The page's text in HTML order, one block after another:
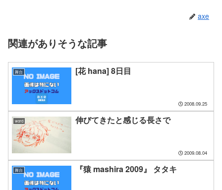
axe
関連がありそうな記事
舞台 [花 hana] 8日目
2008.09.25
word 伸びてきたと感じる長さで
2009.08.04
舞台 『猿 mashira 2009』 タタキ